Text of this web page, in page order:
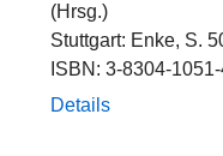
(Hrsg.)
Stuttgart: Enke, S.
ISBN: 3-8304-
Details